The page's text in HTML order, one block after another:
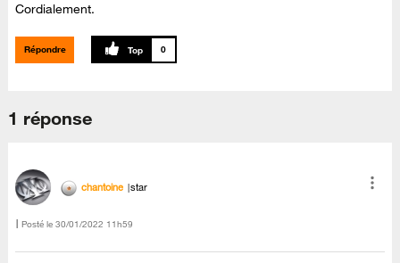
Cordialement.
Répondre 0
1 réponse
chantoine star
Posté le ‎30/01/2022 11h59